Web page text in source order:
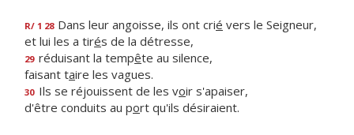
R/ 1 28 Dans leur angoisse, ils ont crié vers le Seigneur,
et lui les a tirés de la détresse,
29 réduisant la tempête au silence,
faisant taire les vagues.
30 Ils se réjouissent de les voir s'apaiser,
d'être conduits au port qu'ils désiraient.